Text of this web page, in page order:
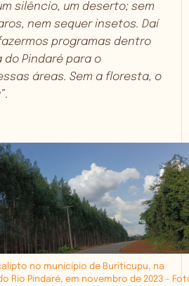
silêncio, um deserto; sem
nem sequer insetos. Daí
programas dentro
do Pindaré para o
áreas. Sem a floresta, o
.
no município de Buriticupu, na
Rio Pindaré, em novembro de 2023 –